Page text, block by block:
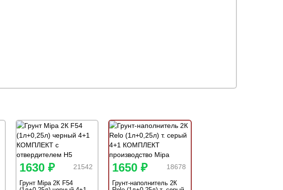
21542
1630 ₽
Грунт Mipa 2К F54
18678
1650 ₽
Грунт-наполнитель 2К